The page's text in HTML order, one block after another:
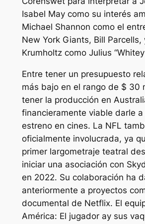
Isabel May como su interés
Michael Shannon como el
New York Giants, Bill Parcells,
Krumholtz como Julius
Entre tener un presupuesto
más bajo en el rango de $ 30
tener la producción en
financieramente viable darle a
estreno en cines. La NFL
oficialmente involucrada, ya
primer largometraje teatral
iniciar una asociación con
en 2022. Su colaboración ha
anteriormente a proyectos
documental de Netflix. El
América: El jugadoray sus